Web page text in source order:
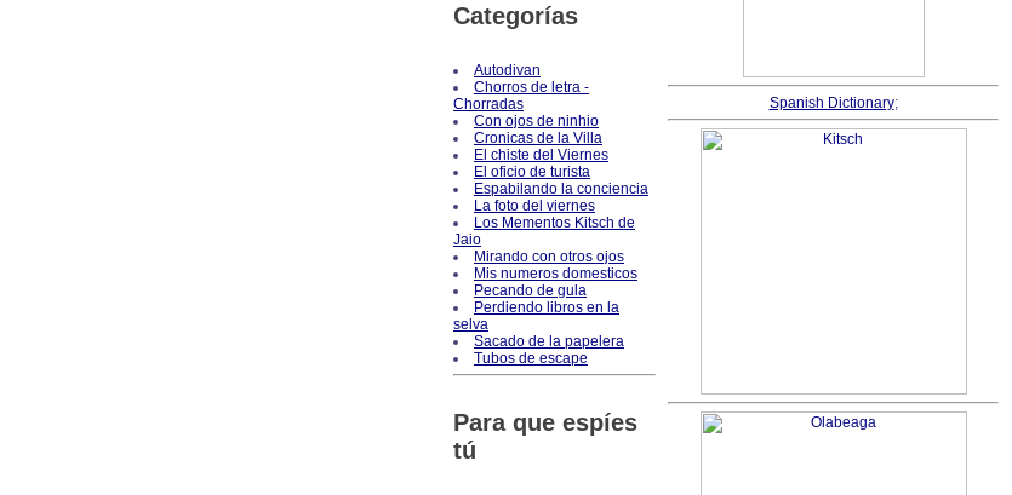
Categorías
Autodivan
Chorros de letra -
Chorradas
Con ojos de ninhio
Cronicas de la Villa
El chiste del Viernes
El oficio de turista
Espabilando la conciencia
La foto del viernes
Los Mementos Kitsch de
Jaio
Mirando con otros ojos
Mis numeros domesticos
Pecando de gula
Perdiendo libros en la
selva
Sacado de la papelera
Tubos de escape
Para que espíes
tú
Spanish Dictionary;